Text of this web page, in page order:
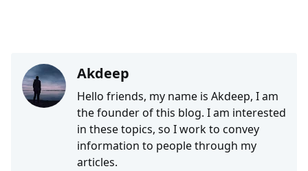
Akdeep
Hello friends, my name is Akdeep, I am
the founder of this blog. I am interested
in these topics, so I work to convey
information to people through my
articles.